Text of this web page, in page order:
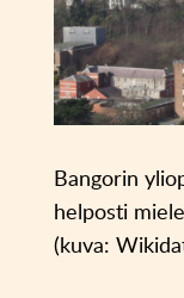
Bangorin
helposti
(kuva: